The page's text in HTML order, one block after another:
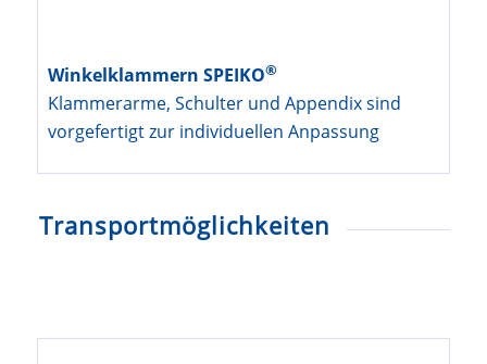
Winkelklammern SPEIKO®
Klammerarme, Schulter und Appendix sind
vorgefertigt zur individuellen Anpassung
Transportmöglichkeiten